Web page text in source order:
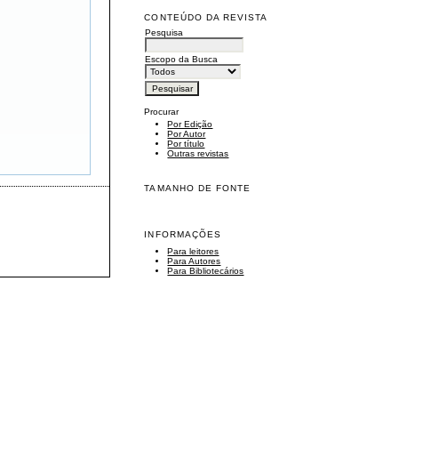
CONTEÚDO DA REVISTA
Pesquisa
Escopo da Busca
Procurar
Por Edição
Por Autor
Por título
Outras revistas
TAMANHO DE FONTE
INFORMAÇÕES
Para leitores
Para Autores
Para Bibliotecários